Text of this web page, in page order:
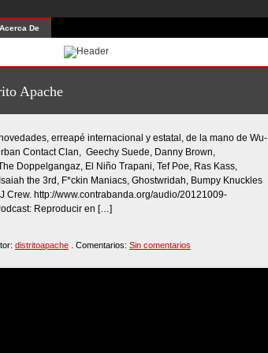
Acerca De
Apache
erreapé internacional y estatal, de la mano de Wu-
Contact Clan, Geechy Suede, Danny Brown,
Doppelgangaz, El Niño Trapani, Tef Poe, Ras Kass,
the 3rd, F*ckin Maniacs, Ghostwridah, Bumpy Knuckles
Crew. http://www.contrabanda.org/audio/20121009-
Reproducir en […]
distritoapache . Comentarios: Sin comentarios